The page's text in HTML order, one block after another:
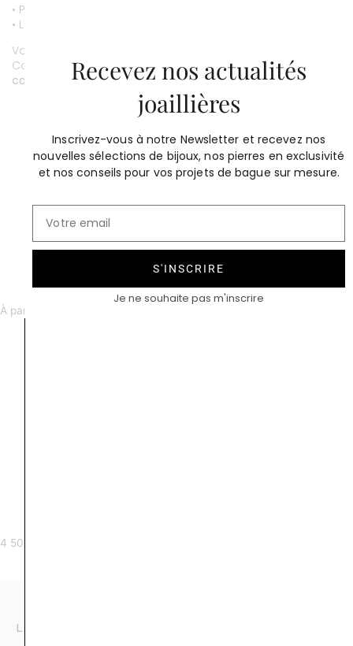
• Paiement par CB entièrement sécurisé.
• Livraison gratuite.
Vous souhaitez personnaliser ce bijou ?
Contactez-nous au01 53 81 69 08
contact@compagniedesgemmes.com
Appia or blanc
À partir de 1500 €
Crown jour de fiançailles
4 500
LA COMPAGNIE DES GEMMES
Recevez nos actualités
joaillières
Inscrivez-vous à notre Newsletter et recevez nos
nouvelles sélections de bijoux, nos pierres en exclusivité
et nos conseils pour vos projets de bague sur mesure.
S'INSCRIRE
Je ne souhaite pas m'inscrire